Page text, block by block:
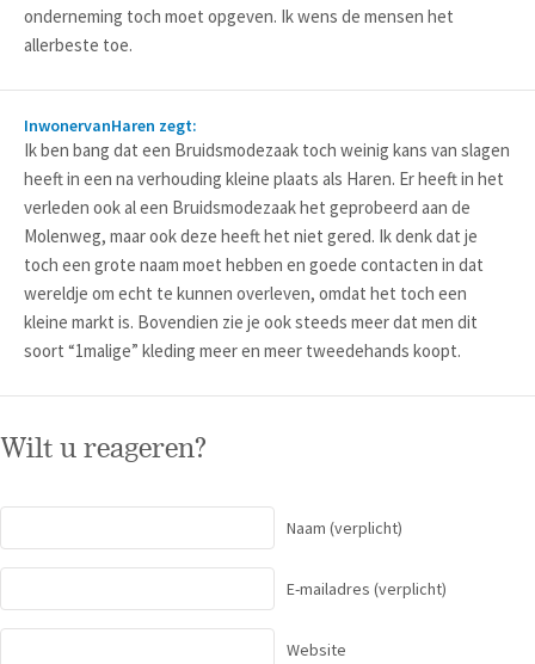
onderneming toch moet opgeven. Ik wens de mensen het
allerbeste toe.
InwonervanHaren zegt:
Ik ben bang dat een Bruidsmodezaak toch weinig kans van slagen
heeft in een na verhouding kleine plaats als Haren. Er heeft in het
verleden ook al een Bruidsmodezaak het geprobeerd aan de
Molenweg, maar ook deze heeft het niet gered. Ik denk dat je
toch een grote naam moet hebben en goede contacten in dat
wereldje om echt te kunnen overleven, omdat het toch een
kleine markt is. Bovendien zie je ook steeds meer dat men dit
soort “1malige” kleding meer en meer tweedehands koopt.
Wilt u reageren?
Naam (verplicht)
E-mailadres (verplicht)
Website